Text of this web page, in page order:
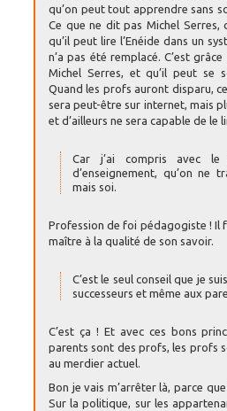
qu’on peut tout apprendre sans
Ce que ne dit pas Michel Serres,
qu’il peut lire l’Enéide dans un
n’a pas été remplacé. C’est
Michel Serres, et qu’il peut se
Quand les profs auront disparu,
sera peut-être sur internet, mais
et d’ailleurs ne sera capable de le
Car j’ai compris avec
d’enseignement, qu’on ne
mais soi.
Profession de foi pédagogiste ! Il
maître à la qualité de son savoir.
C’est le seul conseil que je
successeurs et même aux
C’est ça ! Et avec ces bons
parents sont des profs, les profs
au merdier actuel.
Bon je vais m’arrêter là, parce
Sur la politique, sur les